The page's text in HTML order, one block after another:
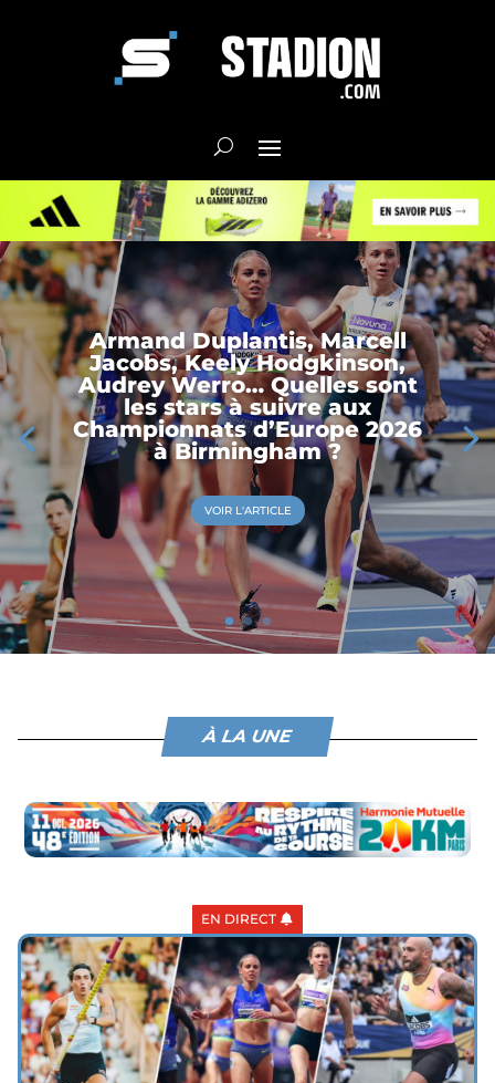
Armand Duplantis, Marcell
Jacobs, Keely Hodgkinson,
Audrey Werro… Quelles sont
les stars à suivre aux
Championnats d’Europe 2026
à Birmingham ?
VOIR L'ARTICLE
À LA UNE
EN DIRECT